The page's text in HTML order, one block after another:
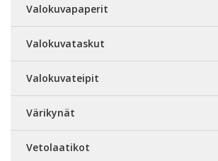
Valokuvapaperit
Valokuvataskut
Valokuvateipit
Värikynät
Vetolaatikot